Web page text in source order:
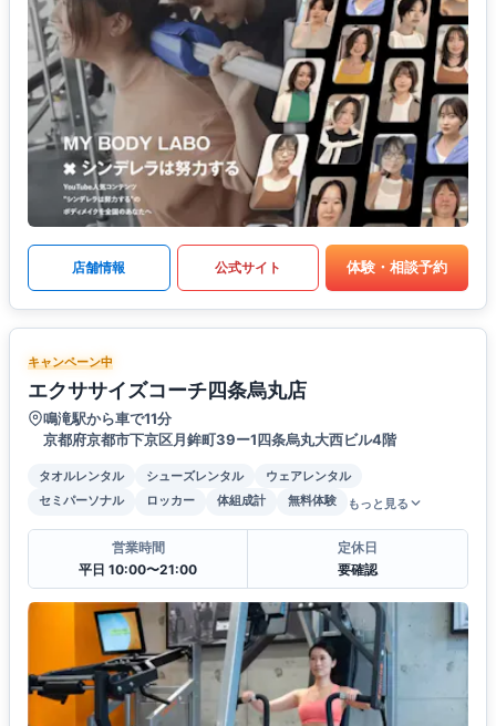
店舗情報 公式サイト 体験・相談予約
キャンペーン中
エクササイズコーチ四条烏丸店
鳴滝駅から車で11分
京都府京都市下京区月鉾町39ー1四条烏丸大西ビル4階
タオルレンタル シューズレンタル
ウェアレンタル
セミパーソナル
ロッカー 体組成計 無料体験 もっと見る
営業時間
平日 10:00〜21:00
定休日
要確認